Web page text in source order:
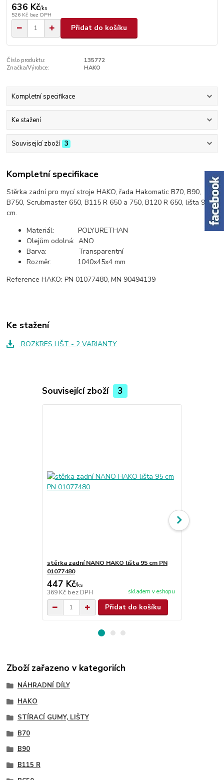
636 Kč/ks
526 Kč bez DPH
Přidat do košíku
Číslo produktu:
135772
Značka/Výrobce:
HAKO
Kompletní specifikace
Ke stažení
Související zboží 3
Kompletní specifikace
Stěrka zadní pro mycí stroje HAKO, řada Hakomatic B70, B90,
B750, Scrubmaster 650, B115 R 650 a 750, B120 R 650, lišta 95
cm.
Materiál: POLYURETHAN
Olejům odolná: ANO
Barva: Transparentní
Rozměr: 1040x45x4 mm
Reference HAKO: PN 01077480, MN 90494139
Ke stažení
ROZKRES LIŠT - 2 VARIANTY
Související zboží 3
stěrka zadní NANO HAKO lišta 95 cm PN
01077480
447 Kč/ks
369 Kč bez DPH skladem v eshopu
Přidat do košíku
Zboží zařazeno v kategoriích
NÁHRADNÍ DÍLY
HAKO
STÍRACÍ GUMY, LIŠTY
B70
B90
B115 R